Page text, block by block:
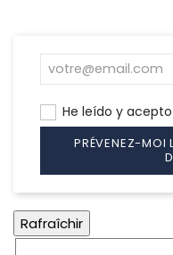
He leído y
PRÉVENEZ-MOI